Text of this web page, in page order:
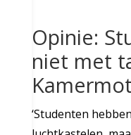
Opinie:
niet met
‘Studenten